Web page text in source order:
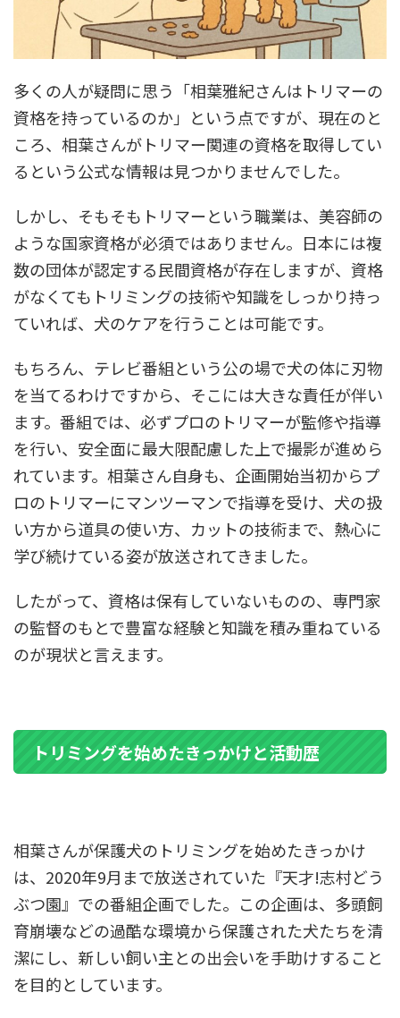
多くの人が疑問に思う「相葉雅紀さんはトリマーの
資格を持っているのか」という点ですが、現在のと
ころ、相葉さんがトリマー関連の資格を取得してい
るという公式な情報は見つかりませんでした。
しかし、そもそもトリマーという職業は、美容師の
ような国家資格が必須ではありません。日本には複
数の団体が認定する民間資格が存在しますが、資格
がなくてもトリミングの技術や知識をしっかり持っ
ていれば、犬のケアを行うことは可能です。
もちろん、テレビ番組という公の場で犬の体に刃物
を当てるわけですから、そこには大きな責任が伴い
ます。番組では、必ずプロのトリマーが監修や指導
を行い、安全面に最大限配慮した上で撮影が進めら
れています。相葉さん自身も、企画開始当初からプ
ロのトリマーにマンツーマンで指導を受け、犬の扱
い方から道具の使い方、カットの技術まで、熱心に
学び続けている姿が放送されてきました。
したがって、資格は保有していないものの、専門家
の監督のもとで豊富な経験と知識を積み重ねている
のが現状と言えます。
トリミングを始めたきっかけと活動歴
相葉さんが保護犬のトリミングを始めたきっかけ
は、2020年9月まで放送されていた『天才!志村どう
ぶつ園』での番組企画でした。この企画は、多頭飼
育崩壊などの過酷な環境から保護された犬たちを清
潔にし、新しい飼い主との出会いを手助けすること
を目的としています。